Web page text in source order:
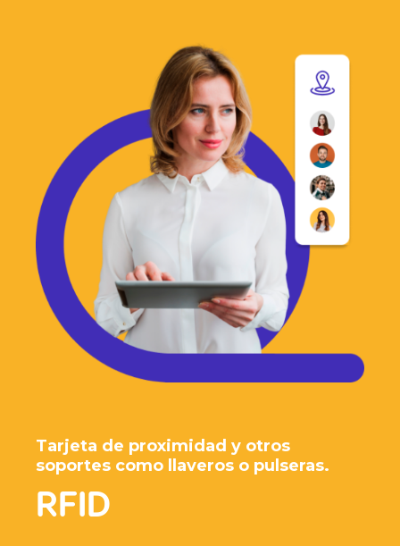
Tarjeta de proximidad y otros
soportes como llaveros o pulseras.
RFID